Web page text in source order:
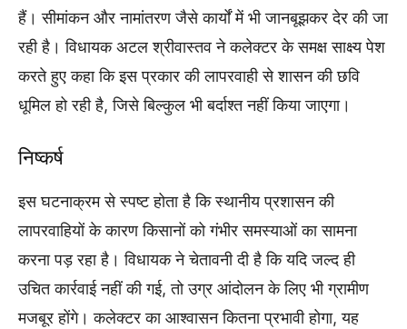
हैं। सीमांकन और नामांतरण जैसे कार्यों में भी जानबूझकर देर की जा
रही है। विधायक अटल श्रीवास्तव ने कलेक्टर के समक्ष साक्ष्य पेश
करते हुए कहा कि इस प्रकार की लापरवाही से शासन की छवि
धूमिल हो रही है, जिसे बिल्कुल भी बर्दाश्त नहीं किया जाएगा।
निष्कर्ष
इस घटनाक्रम से स्पष्ट होता है कि स्थानीय प्रशासन की
लापरवाहियों के कारण किसानों को गंभीर समस्याओं का सामना
करना पड़ रहा है। विधायक ने चेतावनी दी है कि यदि जल्द ही
उचित कार्रवाई नहीं की गई, तो उग्र आंदोलन के लिए भी ग्रामीण
मजबूर होंगे। कलेक्टर का आश्वासन कितना प्रभावी होगा, यह